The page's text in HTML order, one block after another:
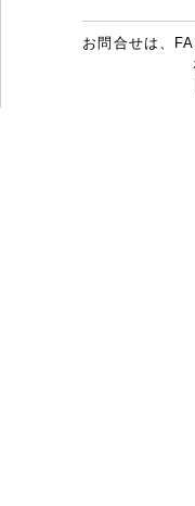
お問合せは、